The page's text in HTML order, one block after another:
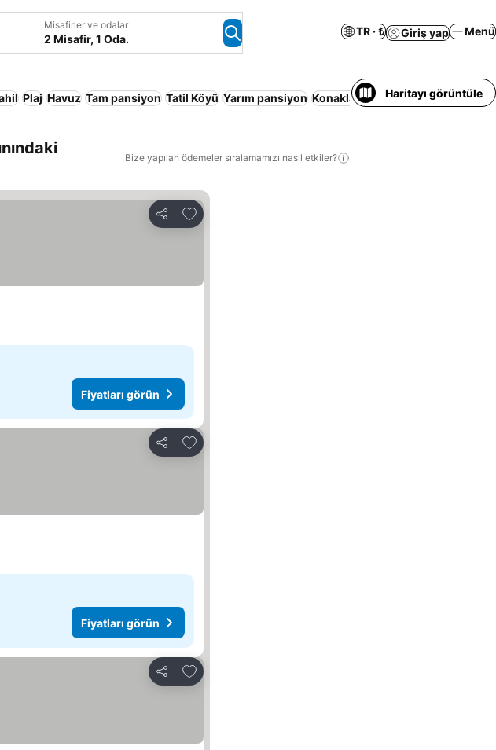
Misafirler ve odalar
2 Misafir, 1 Oda.
TR · ₺ Giriş yap Menü
Plaj Havuz Tam pansiyon Tatil Köyü Yarım pansiyon Konaklama Hizmeti Verilen Apart
Haritayı görüntüle
Bize yapılan ödemeler sıralamamızı nasıl etkiler?
Paylaş
Favorilerime ekle
Fiyatları görün
Paylaş
Favorilerime ekle
Fiyatları görün
Paylaş
Favorilerime ekle